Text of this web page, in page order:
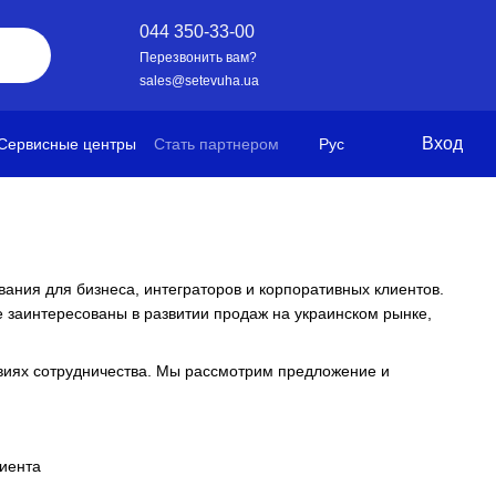
044 350-33-00
Перезвонить вам?
sales@setevuha.ua
центры
Стать партнером
Рус Вход
для бизнеса, интеграторов и корпоративных клиентов.
в развитии продаж на украинском рынке,
сотрудничества. Мы рассмотрим предложение и